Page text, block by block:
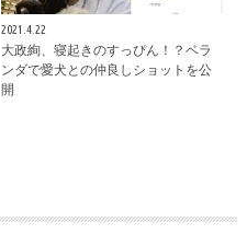
2021.4.22
大政絢、寝起きのすっぴん！？ベラ
ンダで愛犬との仲良しショットを公
開